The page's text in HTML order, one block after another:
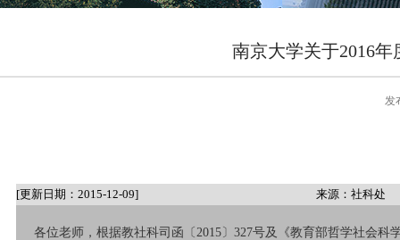
南京大学关于2016
发
[更新日期：2015-12-09] 来源：社科处
各位老师，根据教社科司函〔2015〕327号及《教育部哲学社会